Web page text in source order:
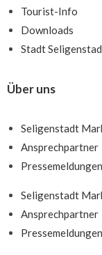
Tourist-Info
Downloads
Stadt
Über uns
Seligenstadt
Ansprechpartner
Pressemeldungen
Seligenstadt
Ansprechpartner
Pressemeldungen